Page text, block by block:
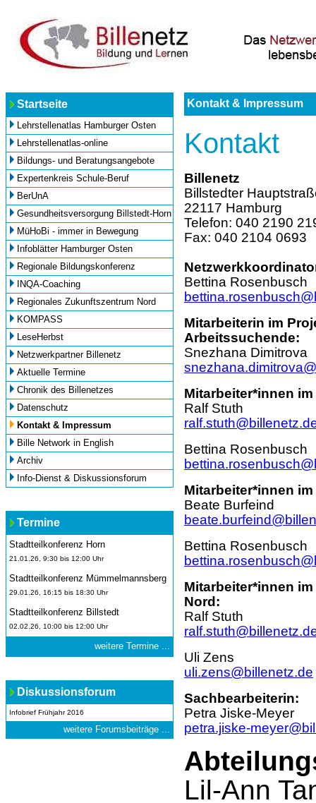
Startseite
Lehrstellenatlas Hamburger Osten
Lehrstellenatlas-online
Bildungs- und Beratungsangebote
Expertenkreis Schule-Beruf
BerUnA
Gesundheitsversorgung Billstedt-Horn
MüHoBi - immer in Bewegung
Infoblätter Hamburger Osten
Regionale Bildungskonferenz
INQA-Coaching
Regionales Zukunftszentrum Nord
KOMPASS
LeseHerbst
Netzwerkpartner Billenetz
Aktuelle Termine
Chronik des Billenetzes
Datenschutz
Kontakt & Impressum
Bille Network in English
Archiv
Info-Dienst & Diskussionsforum
Termine
Stadtteilkonferenz Horn
21.01.26, 9:30 bis 12:00 Uhr
Stadtteilkonferenz Mümmelmannsberg
29.01.26, 16:15 bis 18:30 Uhr
Stadtteilkonferenz Billstedt
02.02.26, 10:00 bis 12:00 Uhr
weitere Termine ...
Diskussionsforum
Infobrief Frühjahr 2016
weitere Forumsbeiträge ...
Kontakt & Impressum
Kontakt
Billenetz
Billstedter
22117 Hamburg
Telefon: 040 2190
Fax: 040 2104 0693
Bettina Rosenbusch
Mitarbeiterin im
Arbeitssuchende:
Snezhana Dimitrova
Mitarbeiter*innen
Ralf Stuth
Bettina Rosenbusch
Mitarbeiter*innen
Beate Burfeind
Bettina Rosenbusch
Mitarbeiter*innen
Nord:
Ralf Stuth
Uli Zens
uli.zens@billenetz.de
Sachbearbeiterin:
Petra Jiske-Meyer
petra.jiske-
Lil-Ann